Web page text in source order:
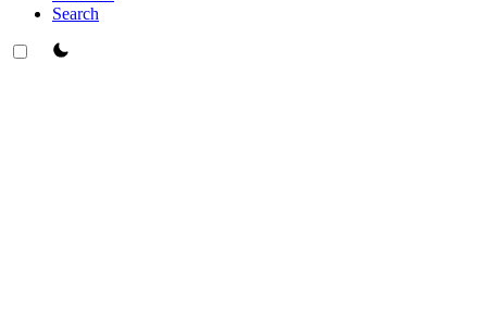
Search
theme switcher